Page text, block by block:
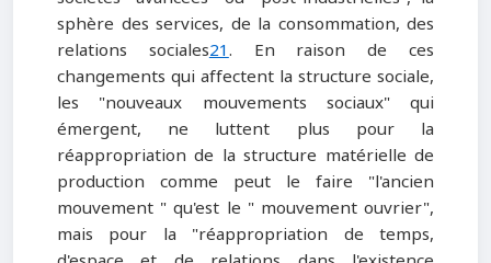
sphère des services, de la consommation, des
relations sociales21. En raison de ces
changements qui affectent la structure sociale,
les "nouveaux mouvements sociaux" qui
émergent, ne luttent plus pour la
réappropriation de la structure matérielle de
production comme peut le faire "l'ancien
mouvement " qu'est le " mouvement ouvrier",
mais pour la "réappropriation de temps,